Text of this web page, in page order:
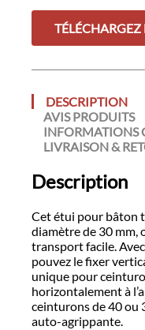
DESCRIPTION
AVIS PRODUITS
INFORMATIONS
LIVRAISON &
Description
Cet étui pour bâton
diamètre de 30 mm,
transport facile.
pouvez le fixer
unique pour
horizontalement à
ceinturons de 40 ou
auto-agrippante.